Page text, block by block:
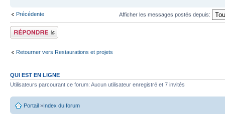
Précédente Afficher les messages postés depuis:
Écrire un
commentaire
Retourner vers Restaurations et projets
QUI EST EN LIGNE
Utilisateurs parcourant ce forum: Aucun utilisateur enregistré et 7 invités
Portail »Index du forum